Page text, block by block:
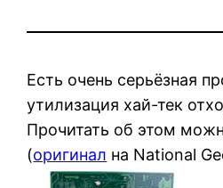
Есть очень серьёзная
утилизация хай-тек
Прочитать об этом
(оригинал на National